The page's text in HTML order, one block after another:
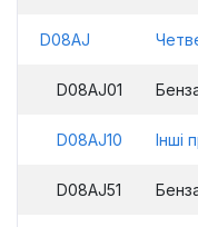
D08AJ
D08AJ01
D08AJ10 Інші
D08AJ51